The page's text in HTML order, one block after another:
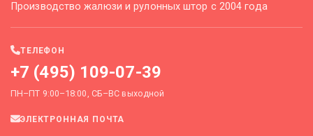
Производство жалюзи и рулонных штор с 2004 года
ТЕЛЕФОН
+7 (495) 109-07-39
ПН–ПТ 9:00–18:00, СБ–ВС выходной
ЭЛЕКТРОННАЯ ПОЧТА